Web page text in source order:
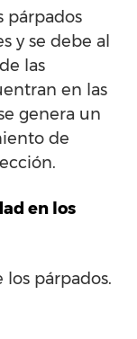
párpados
y se debe al
las
en las
genera un
de
en los
párpados.